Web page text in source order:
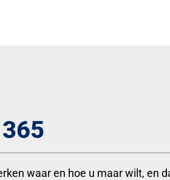
waar en hoe u maar wilt, en